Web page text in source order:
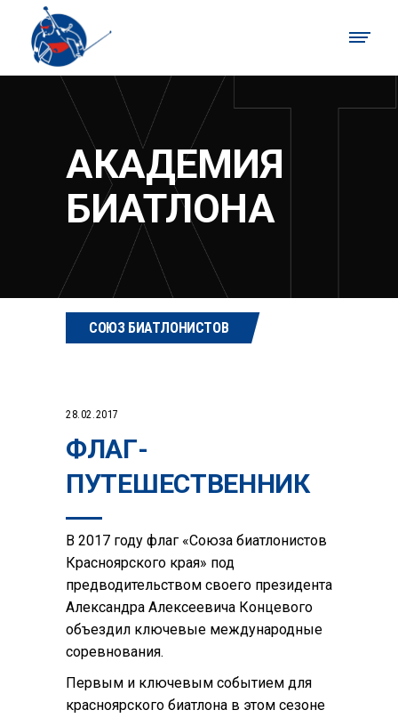
АКАДЕМИЯ
БИАТЛОНА
СОЮЗ БИАТЛОНИСТОВ
28.02.2017
ФЛАГ-
ПУТЕШЕСТВЕННИК
В 2017 году флаг «Союза биатлонистов
Красноярского края» под
предводительством своего президента
Александра Алексеевича Концевого
объездил ключевые международные
соревнования.
Первым и ключевым событием для
красноярского биатлона в этом сезоне